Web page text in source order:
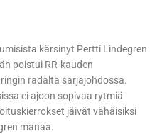
kärsinyt Pertti Lindegren
poistui RR-kauden
radalta sarjajohdossa.
ei ajoon sopivaa rytmiä
jäivät vähäisiksi
manaa.